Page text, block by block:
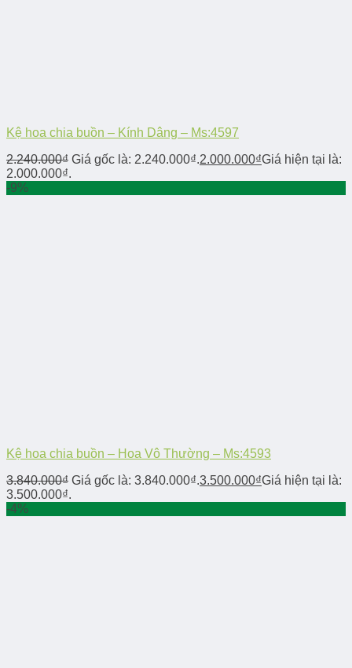
Kệ hoa chia buồn – Kính Dâng – Ms:4597
2.240.000₫ Giá gốc là: 2.240.000₫.2.000.000₫Giá hiện tại là:
2.000.000₫.
-9%
Kệ hoa chia buồn – Hoa Vô Thường – Ms:4593
3.840.000₫ Giá gốc là: 3.840.000₫.3.500.000₫Giá hiện tại là:
3.500.000₫.
-4%